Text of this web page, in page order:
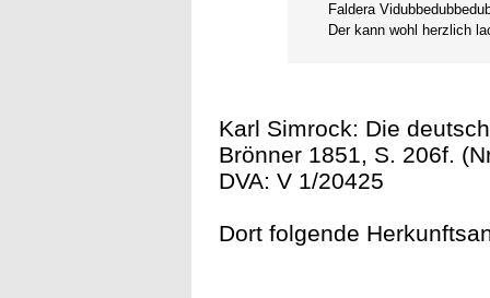
Faldera
Der kann wohl herzlich
Karl Simrock: Die
Brönner 1851, S. 206f.
DVA: V 1/20425
Dort folgende